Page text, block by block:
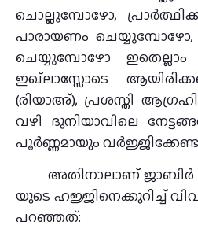
ചൊല്ലുമ്പോഴോ,
പാരായണം
ചെയ്യുമ്പോഴോ
ഇഖ്‌ലാസ്സോടെ
(രിയാഅ്), പ്രശസ്തി
വഴി ദുനിയാവിലെ
പൂർണ്ണമായും
അതിനാലാണ് ജാബിർ رَضِيَ اللَّهُ عَنْهُ നബി ﷺ
യുടെ ഹജ്ജിനെക്കുറിച്ച്
പറഞ്ഞത്: